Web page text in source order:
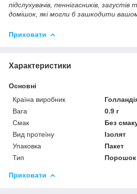
підслухувачів, пеннігасників,
домішок, які могли б зашкодити
Приховати
Характеристики
Основні
Країна виробник
Вага
0.9 г
Смак
Без
Вид протеїну
Ізолят
Упаковка
Пакет
Тип
Порошок
Приховати